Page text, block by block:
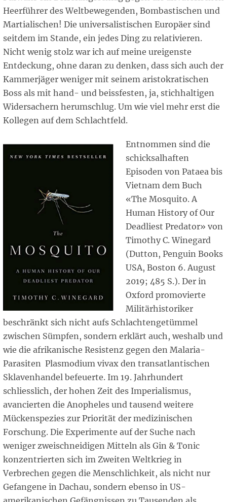
Heerführer des Weltbewegenden, Bombastischen und
Martialischen! Die universalistischen Europäer sind
seitdem im Stande, ein jedes Ding zu relativieren.
Nicht wenig stolz war ich auf meine ureigenste
Entdeckung, ohne daran zu denken, dass sich auch der
Kammerjäger weniger mit seinem aristokratischen
Boss als mit hand- und beissfesten, ja, stichhaltigen
Widersachern herumschlug. Um wie viel mehr erst die
Kollegen auf dem Schlachtfeld.
Entnommen sind die
schicksalhaften
Episoden von Pataea bis
Vietnam dem Buch
«The Mosquito. A
Human History of Our
Deadliest Predator» von
Timothy C. Winegard
(Dutton, Penguin Books
USA, Boston 6. August
2019; 485 S.). Der in
Oxford promovierte
Militärhistoriker
beschränkt sich nicht aufs Schlachtengetümmel
zwischen Sümpfen, sondern erklärt auch, weshalb und
wie die afrikanische Resistenz gegen den Malaria-
Parasiten Plasmodium vivax den transatlantischen
Sklavenhandel befeuerte. Im 19. Jahrhundert
schliesslich, der hohen Zeit des Imperialismus,
avancierten die Anopheles und tausend weitere
Mückenspezies zur Priorität der medizinischen
Forschung. Die Experimente auf der Suche nach
weniger zweischneidigen Mitteln als Gin & Tonic
konzentrierten sich im Zweiten Weltkrieg in
Verbrechen gegen die Menschlichkeit, als nicht nur
Gefangene in Dachau, sondern ebenso in US-